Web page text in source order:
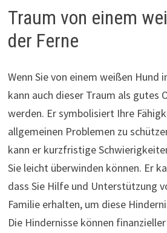
Traum von einem
der Ferne
Wenn Sie von einem weißen Hund
kann auch dieser Traum als gutes
werden. Er symbolisiert Ihre
allgemeinen Problemen zu
kann er kurzfristige
Sie leicht überwinden können. Er
dass Sie Hilfe und Unterstützung
Familie erhalten, um diese
Die Hindernisse können